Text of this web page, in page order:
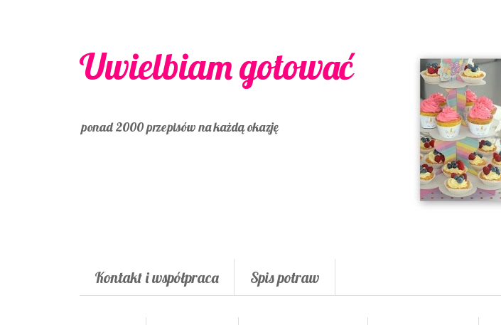
Uwielbiam gotować
ponad 2000 przepisów na każdą okazję
Kontakt i współpraca Spis potraw